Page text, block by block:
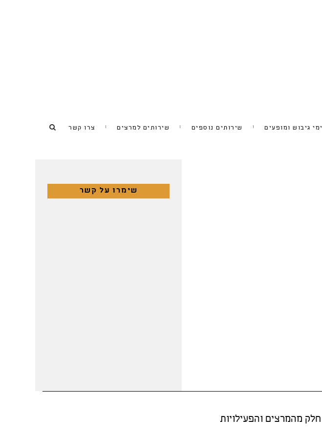
ימי גיבוש ומופעים שירותים נוספים שירותים למרצים צרו קשר
שימרו על קשר
חלק מהמרצים והפעילויות